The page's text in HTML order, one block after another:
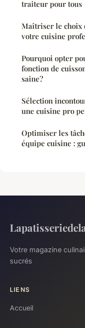
traiteur pour tous
Maîtriser le choix
votre cuisine
Pourquoi opter
fonction de
saine?
Sélection
une cuisine pro
Optimiser les
équipe cuisine :
Votre magazine
sucrés
LIENS
Accueil